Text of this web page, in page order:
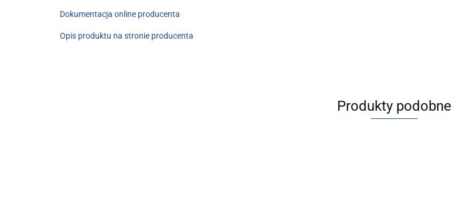
Dokumentacja online producenta
Opis produktu na stronie producenta
Produkty podobne